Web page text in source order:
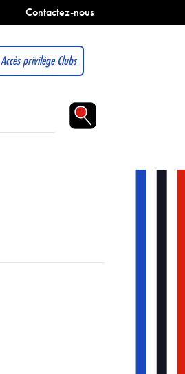
Contactez-nous
Accès privilège Clubs